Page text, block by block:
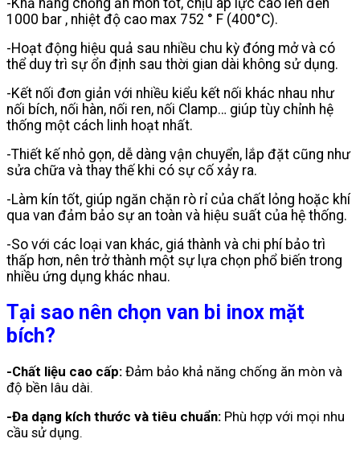
-Khả năng chống ăn mòn tốt, chịu áp lực cao lên đến
1000 bar , nhiệt độ cao max 752 ° F (400°C).
-Hoạt động hiệu quả sau nhiều chu kỳ đóng mở và có
thể duy trì sự ổn định sau thời gian dài không sử dụng.
-Kết nối đơn giản với nhiều kiểu kết nối khác nhau như
nối bích, nối hàn, nối ren, nối Clamp… giúp tùy chỉnh hệ
thống một cách linh hoạt nhất.
-Thiết kế nhỏ gọn, dễ dàng vận chuyển, lắp đặt cũng như
sửa chữa và thay thế khi có sự cố xảy ra.
-Làm kín tốt, giúp ngăn chặn rò rỉ của chất lỏng hoặc khí
qua van đảm bảo sự an toàn và hiệu suất của hệ thống.
-So với các loại van khác, giá thành và chi phí bảo trì
thấp hơn, nên trở thành một sự lựa chọn phổ biến trong
nhiều ứng dụng khác nhau.
Tại sao nên chọn van bi inox mặt
bích?
-Chất liệu cao cấp: Đảm bảo khả năng chống ăn mòn và
độ bền lâu dài.
-Đa dạng kích thước và tiêu chuẩn: Phù hợp với mọi nhu
cầu sử dụng.